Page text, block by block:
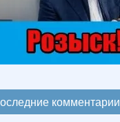
комментарии